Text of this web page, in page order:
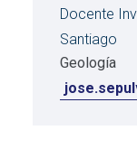
Docente
Santiago
Geología